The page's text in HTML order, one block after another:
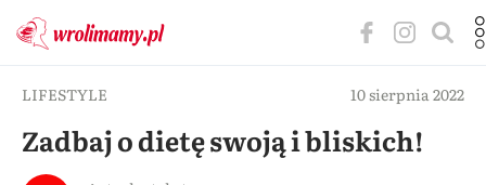
LIFESTYLE 10 sierpnia 2022
Zadbaj o dietę swoją i bliskich!